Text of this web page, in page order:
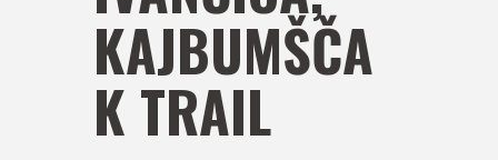
KAJBUMŠČA
K TRAIL